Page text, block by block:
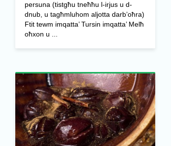
persuna (tistgħu tneħħu l-irjus u d-
dnub, u tagħmluhom aljotta darb’oħra)
Ftit tewm imqatta’ Tursin imqatta’ Melħ
oħxon u ...